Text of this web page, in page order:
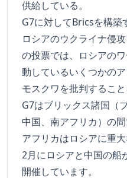
供給している。
G7に対してBricsを構築
ロシアのウクライナ侵
の投票では、ロシアの
動しているいくつかの
モスクワを批判すること
G7はブリックス諸国（
中国、南アフリカ）の
アフリカはロシアに重
2月にロシアと中国の船
開催しています。